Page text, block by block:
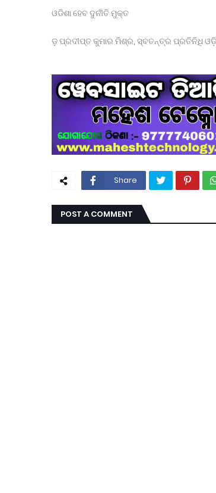
ଓଡିଶା ହେବ ଦୁର୍ନୀତି ମୁକ୍ତ
ଡ଼ ପ୍ରଦୀପ୍ତ କୁମାର ମିଶ୍ର, ସ୍ବତନ୍ତ୍ର ପ୍ରତିନିଧି
Share
POST A COMMENT